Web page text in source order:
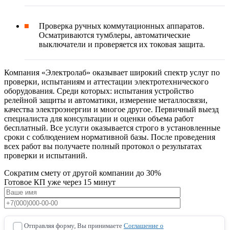
Проверка ручных коммутационных аппаратов.
Осматриваются тумблеры, автоматические
выключатели и проверяется их токовая защита.
Компания «Электролаб» оказывает широкий спектр услуг по
проверки, испытаниям и аттестации электротехнического
оборудования. Среди которых: испытания устройство
релейной защиты и автоматики, измерение металлосвязи,
качества электроэнергии и многое другое. Первичный выезд
специалиста для консультации и оценки объема работ
бесплатный. Все услуги оказывается строго в установленные
сроки с соблюдением нормативной базы. После проведения
всех работ вы получаете полный протокол о результатах
проверки и испытаний.
Сократим смету от другой компании до 30%
Готовое КП уже через 15 минут
Отправляя форму, Вы принимаете Соглашение о